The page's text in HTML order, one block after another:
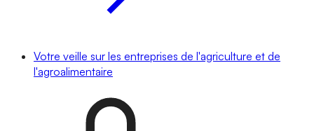
Votre veille sur les entreprises de l'agriculture et de
l'agroalimentaire